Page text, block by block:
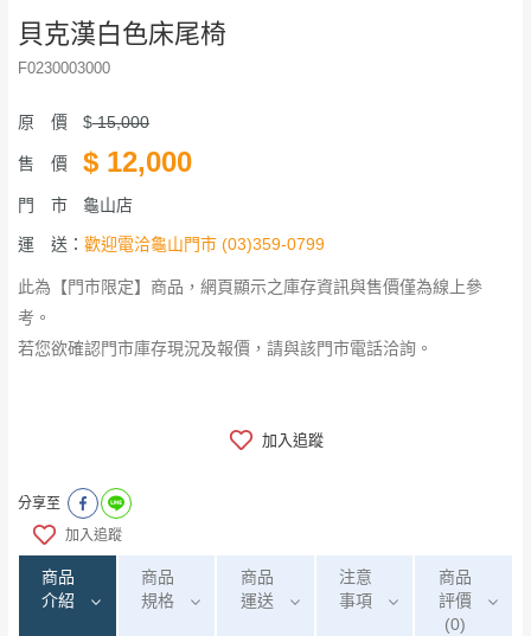
貝克漢白色床尾椅
F0230003000
原 價 $15,000
售 價 $ 12,000
門 市 龜山店
運 送： 歡迎電洽龜山門市 (03)359-0799
此為【門市限定】商品，網頁顯示之庫存資訊與售價僅為線上參
考。
若您欲確認門市庫存現況及報價，請與該門市電話洽詢。
加入追蹤
分享至
加入追蹤
商品
介紹
商品
規格
商品
運送
注意
事項
商品
評價
(0)